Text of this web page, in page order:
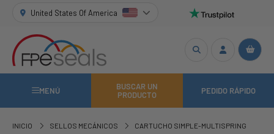
United States Of America
MENÚ
BUSCAR UN
PRODUCTO
PEDIDO RÁPIDO
INICIO SELLOS MECÁNICOS CARTUCHO SIMPLE-MULTISPRING